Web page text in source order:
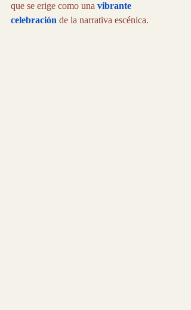
que se erige como una vibrante
celebración de la narrativa escénica.